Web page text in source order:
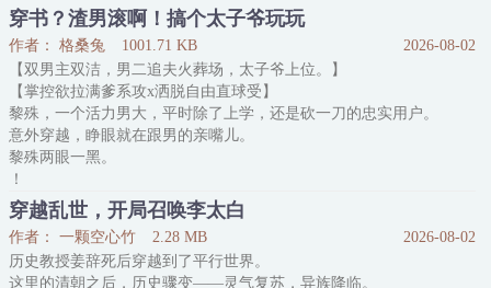
岁月流转，昔日落魄的书生，成为权倾朝野的容大人。
他一手牵大崽，一手抱二崽，满眼柔情地注视着正在给人看诊的夫
郎，心中感慨万千。
然而，怀中的小崽不乐意了，“哇”的一声，大哭起来！
叶云抬眸，便见自家夫君无
穿书？渣男滚啊！搞个太子爷玩玩
作者： 格桑兔 1001.71 KB
2026-08-02
【双男主双洁，男二追夫火葬场，太子爷上位。】
【掌控欲拉满爹系攻x洒脱自由直球受】
黎殊，一个活力男大，平时除了上学，还是砍一刀的忠实用户。
意外穿越，睁眼就在跟男的亲嘴儿。
黎殊两眼一黑。
！
刚把人推开，就绑定了系统。
被告知自己身处的世界实则是一本无cp爽文，必须要在每个关键节点
推动剧情发展，帮助男主裴颂安坐稳太子爷的位置。
-
穿越乱世，开局召唤李太白
作者： 一颗空心竹 2.28 MB
2026-08-02
历史教授姜辞死后穿越到了平行世界。
这里的清朝之后，历史骤变——灵气复苏，异族降临。